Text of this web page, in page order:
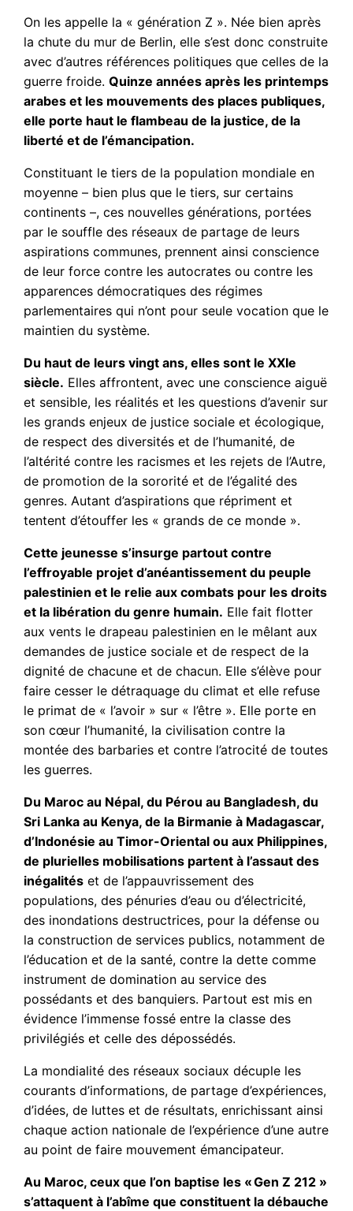
On les appelle la « génération Z ». Née bien après
la chute du mur de Berlin, elle s’est donc construite
avec d’autres références politiques que celles de la
guerre froide.Quinze années après les printemps
arabes et les mouvements des places publiques,
elle porte haut le flambeau de la justice, de la
liberté et de l’émancipation.
Constituant le tiers de la population mondiale en
moyenne – bien plus que le tiers, sur certains
continents –, ces nouvelles générations, portées
par le souffle des réseaux de partage de leurs
aspirations communes, prennent ainsi conscience
de leur force contre les autocrates ou contre les
apparences démocratiques des régimes
parlementaires qui n’ont pour seule vocation que le
maintien du système.
Du haut de leurs vingt ans, elles sont le XXIe
siècle. Elles affrontent, avec une conscience aiguë
et sensible, les réalités et les questions d’avenir sur
les grands enjeux de justice sociale et écologique,
de respect des diversités et de l’humanité, de
l’altérité contre les racismes et les rejets de l’Autre,
de promotion de la sororité et de l’égalité des
genres. Autant d’aspirations que répriment et
tentent d’étouffer les « grands de ce monde ».
Cette jeunesse s’insurge partout contre
l’effroyable projet d’anéantissement du peuple
palestinien et le relie aux combats pour les droits
et la libération du genre humain. Elle fait flotter
aux vents le drapeau palestinien en le mêlant aux
demandes de justice sociale et de respect de la
dignité de chacune et de chacun. Elle s’élève pour
faire cesser le détraquage du climat et elle refuse
le primat de « l’avoir » sur « l’être ». Elle porte en
son cœur l’humanité, la civilisation contre la
montée des barbaries et contre l’atrocité de toutes
les guerres.
Du Maroc au Népal, du Pérou au Bangladesh, du
Sri Lanka au Kenya, de la Birmanie à Madagascar,
d’Indonésie au Timor-Oriental ou aux Philippines,
de plurielles mobilisations partent à l’assaut des
inégalités et de l’appauvrissement des
populations, des pénuries d’eau ou d’électricité,
des inondations destructrices, pour la défense ou
la construction de services publics, notamment de
l’éducation et de la santé, contre la dette comme
instrument de domination au service des
possédants et des banquiers. Partout est mis en
évidence l’immense fossé entre la classe des
privilégiés et celle des dépossédés.
La mondialité des réseaux sociaux décuple les
courants d’informations, de partage d’expériences,
d’idées, de luttes et de résultats, enrichissant ainsi
chaque action nationale de l’expérience d’une autre
au point de faire mouvement émancipateur.
Au Maroc, ceux que l’on baptise les « Gen Z 212 »
s’attaquent à l’abîme que constituent la débauche